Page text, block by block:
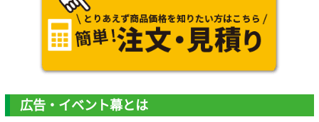
広告・イベント幕とは